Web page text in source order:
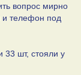
вопрос мирно
и телефон под
33 шт, стояли у